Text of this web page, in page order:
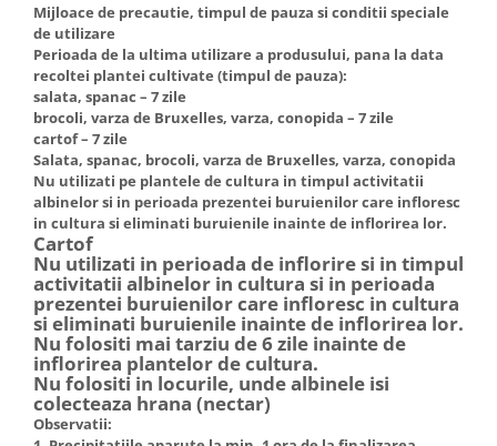
Mijloace de precautie, timpul de pauza si conditii speciale
de utilizare
Perioada de la ultima utilizare a produsului, pana la data
recoltei plantei cultivate (timpul de pauza):
salata, spanac – 7 zile
brocoli, varza de Bruxelles, varza, conopida – 7 zile
cartof – 7 zile
Salata, spanac, brocoli, varza de Bruxelles, varza, conopida
Nu utilizati pe plantele de cultura in timpul activitatii
albinelor si in perioada prezentei buruienilor care infloresc
in cultura si eliminati buruienile inainte de inflorirea lor.
Cartof
Nu utilizati in perioada de inflorire si in timpul
activitatii albinelor in cultura si in perioada
prezentei buruienilor care infloresc in cultura
si eliminati buruienile inainte de inflorirea lor.
Nu folositi mai tarziu de 6 zile inainte de
inflorirea plantelor de cultura.
Nu folositi in locurile, unde albinele isi
colecteaza hrana (nectar)
Observatii: